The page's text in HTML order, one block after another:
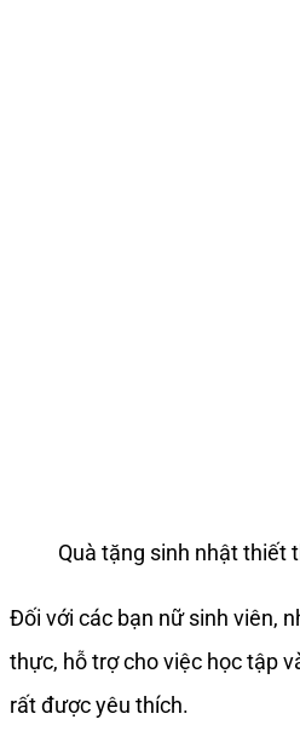
Quà tặng sinh nhật thiết
Đối với các bạn nữ sinh viên,
thực, hỗ trợ cho việc học tập
rất được yêu thích.